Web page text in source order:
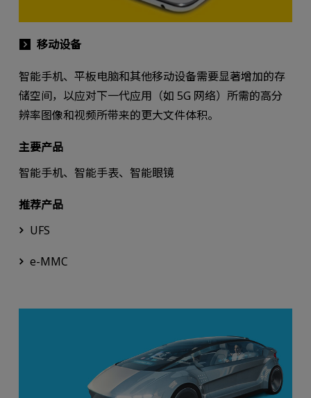
移动设备
智能手机、平板电脑和其他移动设备需要显著增加的存
储空间，以应对下一代应用（如 5G 网络）所需的高分
辨率图像和视频所带来的更大文件体积。
主要产品
智能手机、智能手表、智能眼镜
推荐产品
UFS
e-MMC